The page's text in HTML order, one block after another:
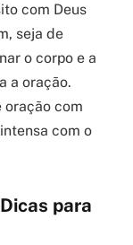
com Deus
seja de
o corpo e a
a oração.
oração com
com o
para